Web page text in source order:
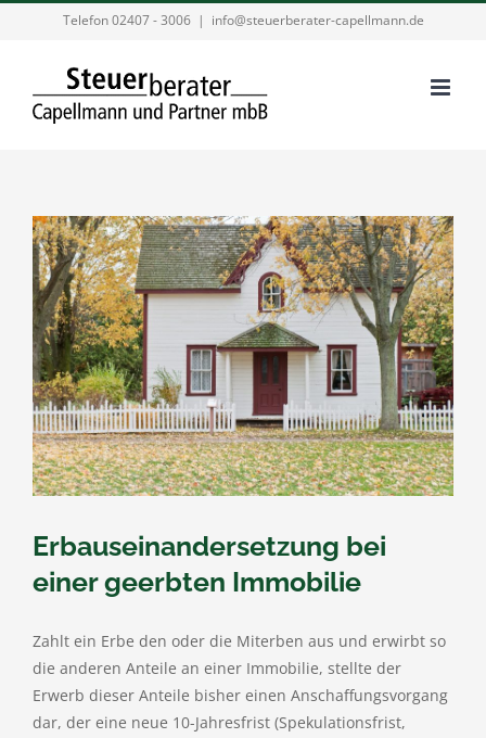
Telefon 02407 - 3006 | info@steuerberater-capellmann.de
Erbauseinandersetzung bei
einer geerbten Immobilie
Zahlt ein Erbe den oder die Miterben aus und erwirbt so
die anderen Anteile an einer Immobilie, stellte der
Erwerb dieser Anteile bisher einen Anschaffungsvorgang
dar, der eine neue 10-Jahresfrist (Spekulationsfrist,